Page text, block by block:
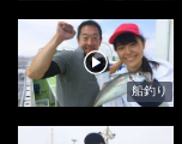
船釣り